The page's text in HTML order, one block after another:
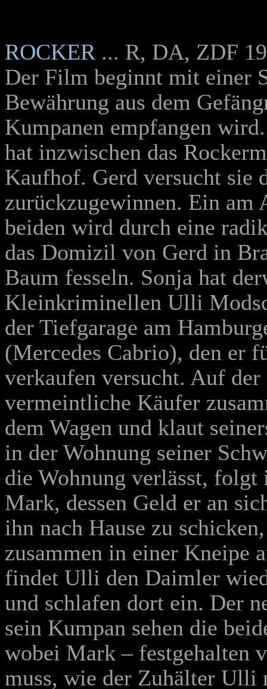
ROCKER ... R, DA, ZDF
Der Film beginnt mit einer
Bewährung aus dem
Kumpanen empfangen
hat inzwischen das
Kaufhof. Gerd versucht sie
zurückzugewinnen. Ein am
beiden wird durch eine
das Domizil von Gerd in
Baum fesseln. Sonja hat
Kleinkriminellen Ulli
der Tiefgarage am
(Mercedes Cabrio), den er
verkaufen versucht. Auf
vermeintliche Käufer
dem Wagen und klaut
in der Wohnung seiner
die Wohnung verlässt,
Mark, dessen Geld er an
ihn nach Hause zu
zusammen in einer Kneipe
findet Ulli den Daimler
und schlafen dort ein. Der
sein Kumpan sehen die
wobei Mark – festgehalten
muss, wie der Zuhälter Ulli